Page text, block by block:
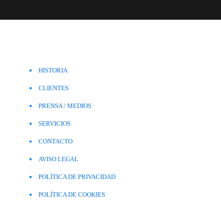
HISTORIA
CLIENTES
PRENSA / MEDIOS
SERVICIOS
CONTACTO
AVISO LEGAL
POLÍTICA DE PRIVACIDAD
POLÍTICA DE COOKIES